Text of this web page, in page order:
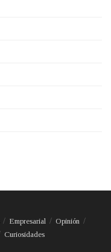
Empresarial
Opinión
Curiosidades